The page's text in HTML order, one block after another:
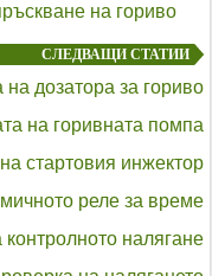
на гориво
СЛЕДВАЩИ СТАТИИ
на дозатора за гориво
на горивната помпа
стартовия инжектор
реле за време
налягане